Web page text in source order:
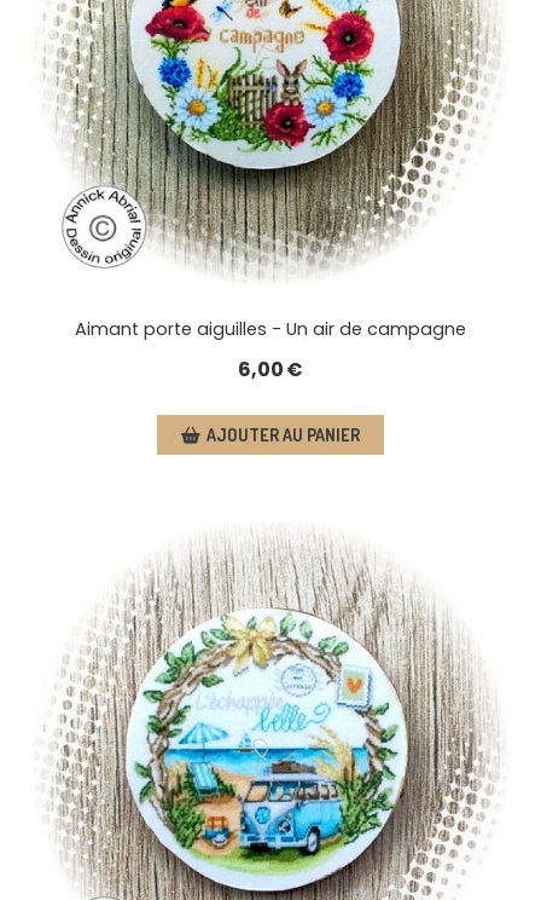
Aimant porte aiguilles - Un air de campagne
6,00€
AJOUTER AU PANIER